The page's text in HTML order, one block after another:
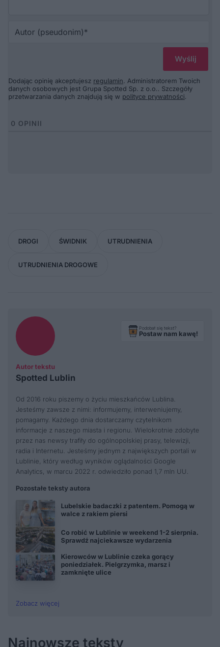
Dodając opinię akceptujesz regulamin. Administratorem Twoich
danych osobowych jest Grupa Spotted Sp. z o.o.. Szczegóły
przetwarzania danych znajdują się w polityce prywatności.
0 OPINII
DROGI ŚWIDNIK UTRUDNIENIA
UTRUDNIENIA DROGOWE
Autor tekstu
Spotted Lublin
Podobał się tekst?
Postaw nam kawę!
Od 2016 roku piszemy o życiu mieszkańców Lublina.
Jesteśmy zawsze z nimi: informujemy, interweniujemy,
pomagamy. Każdego dnia dostarczamy czytelnikom
informacje z naszego miasta i regionu. Wielokrotnie zdobyte
przez nas newsy trafiły do ogólnopolskiej prasy, telewizji,
radia i Internetu. Jesteśmy jednym z największych portali w
Lublinie, który według wyników oglądalności Google
Analytics, w marcu 2022 r. odwiedziło ponad 1,7 mln UU.
Pozostałe teksty autora
Lubelskie badaczki z patentem. Pomogą w
walce z rakiem piersi
Co robić w Lublinie w weekend 1-2 sierpnia.
Sprawdź najciekawsze wydarzenia
Kierowców w Lublinie czeka gorący
poniedziałek. Pielgrzymka, marsz i
zamknięte ulice
Zobacz więcej
Najnowsze teksty